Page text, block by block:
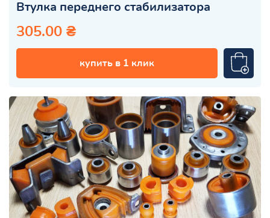
Втулка переднего стабилизатора
305.00 ₴
купить в 1 клик